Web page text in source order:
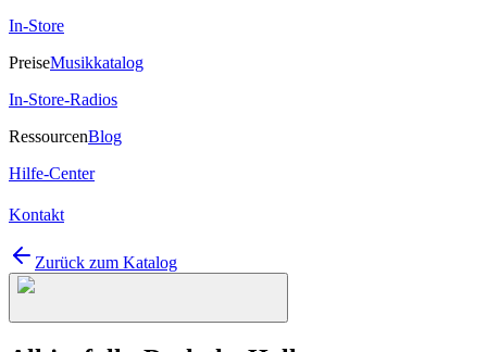
In-Store
PreiseMusikkatalog
In-Store-Radios
RessourcenBlog
Hilfe-Center
Kontakt
Zurück zum Katalog